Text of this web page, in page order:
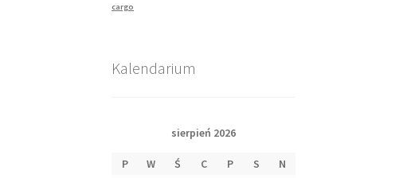
cargo
Kalendarium
sierpień 2026
P W Ś C P S
N